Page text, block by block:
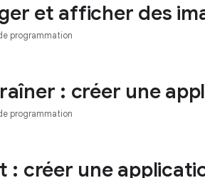
et afficher des
programmation
: créer une
programmation
: créer une